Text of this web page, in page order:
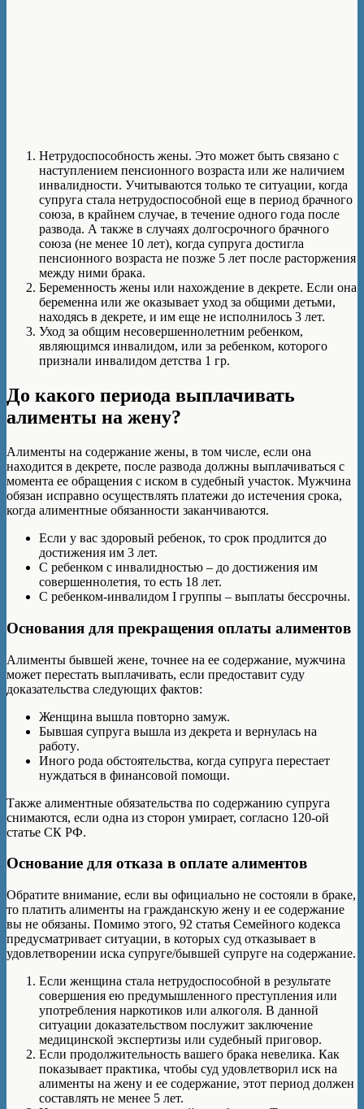
Нетрудоспособность жены. Это может быть связано с
наступлением пенсионного возраста или же наличием
инвалидности. Учитываются только те ситуации, когда
супруга стала нетрудоспособной еще в период брачного
союза, в крайнем случае, в течение одного года после
развода. А также в случаях долгосрочного брачного
союза (не менее 10 лет), когда супруга достигла
пенсионного возраста не позже 5 лет после расторжения
между ними брака.
Беременность жены или нахождение в декрете. Если она
беременна или же оказывает уход за общими детьми,
находясь в декрете, и им еще не исполнилось 3 лет.
Уход за общим несовершеннолетним ребенком,
являющимся инвалидом, или за ребенком, которого
признали инвалидом детства 1 гр.
До какого периода выплачивать
алименты на жену?
Алименты на содержание жены, в том числе, если она
находится в декрете, после развода должны выплачиваться с
момента ее обращения с иском в судебный участок. Мужчина
обязан исправно осуществлять платежи до истечения срока,
когда алиментные обязанности заканчиваются.
Если у вас здоровый ребенок, то срок продлится до
достижения им 3 лет.
С ребенком с инвалидностью – до достижения им
совершеннолетия, то есть 18 лет.
С ребенком-инвалидом I группы – выплаты бессрочны.
Основания для прекращения оплаты алиментов
Алименты бывшей жене, точнее на ее содержание, мужчина
может перестать выплачивать, если предоставит суду
доказательства следующих фактов:
Женщина вышла повторно замуж.
Бывшая супруга вышла из декрета и вернулась на
работу.
Иного рода обстоятельства, когда супруга перестает
нуждаться в финансовой помощи.
Также алиментные обязательства по содержанию супруга
снимаются, если одна из сторон умирает, согласно 120-ой
статье СК РФ.
Основание для отказа в оплате алиментов
Обратите внимание, если вы официально не состояли в браке,
то платить алименты на гражданскую жену и ее содержание
вы не обязаны. Помимо этого, 92 статья Семейного кодекса
предусматривает ситуации, в которых суд отказывает в
удовлетворении иска супруге/бывшей супруге на содержание.
Если женщина стала нетрудоспособной в результате
совершения ею предумышленного преступления или
употребления наркотиков или алкоголя. В данной
ситуации доказательством послужит заключение
медицинской экспертизы или судебный приговор.
Если продолжительность вашего брака невелика. Как
показывает практика, чтобы суд удовлетворил иск на
алименты на жену и ее содержание, этот период должен
составлять не менее 5 лет.